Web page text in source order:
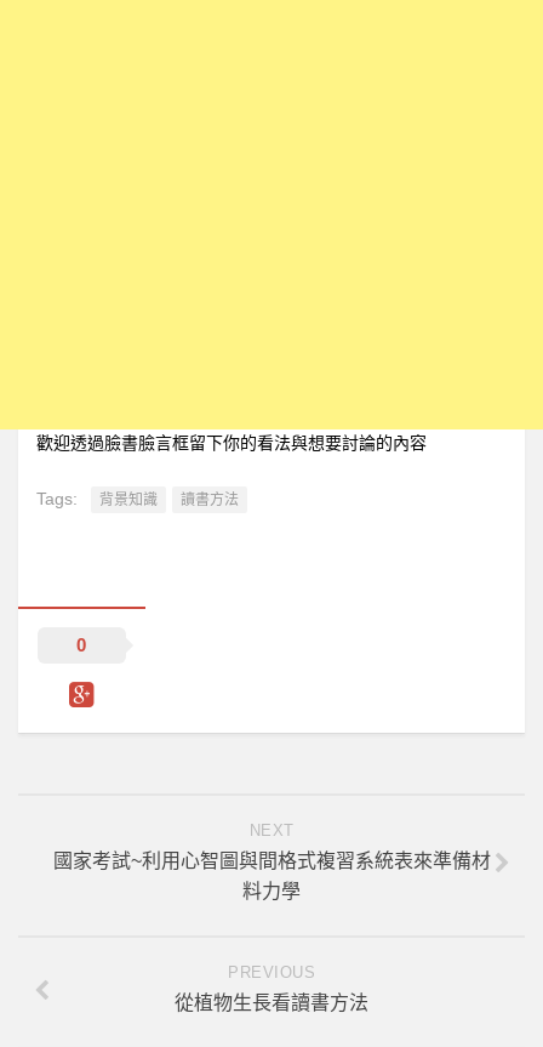
歡迎透過臉書臉言框留下你的看法與想要討論的內容
Tags: 背景知識 讀書方法
0
NEXT
國家考試~利用心智圖與間格式複習系統表來準備材
料力學
PREVIOUS
從植物生長看讀書方法